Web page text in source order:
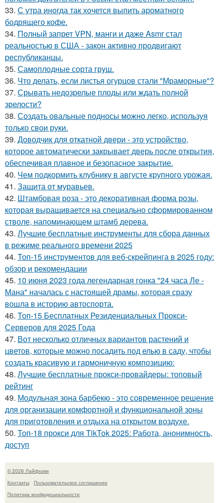
33. С утра иногда так хочется выпить ароматного
бодрящего кофе.
34. Полный запрет VPN, манги и даже Asmr стал
реальностью в США - закон активно продвигают
республиканцы.
35. Самоплoдные сорта грyш.
36. Что делать, если листья огурцов стали "Мраморные"?
37. Срывать недозрелые плоды или ждать полной
зрелости?
38. Создать овальные подносы можно легко, используя
только свои руки.
39. Доводчик для откатной двери - это устройство,
которое автоматически закрывает дверь после открытия,
обеспечивая плавное и безопасное закрытие.
40. Чем подкормить клубнику в августе крупного урожая.
41. Защита от муравьев.
42. Штамбовая роза - это декоративная форма розы,
которая выращивается на специально сформированном
стволе, напоминающем штамб дерева.
43. Лучшие бесплатные инструменты для сбора данных
в режиме реального времени 2025
44. Топ-15 инструментов для веб-скрейпинга в 2025 году:
обзор и рекомендации
45. 10 июня 2023 года легендарная гонка "24 часа Ле -
Мана" началась с настоящей драмы, которая сразу
вошла в историю автоспорта.
46. Топ-15 Бесплатных Резиденциальных Прокси-
Серверов для 2025 Года
47. Вот несколько отличных вариантов растений и
цветов, которые можно посадить под елью в саду, чтобы
создать красивую и гармоничную композицию:
48. Лучшие бесплатные прокси-провайдеры: топовый
рейтинг
49. Модульная зона барбекю - это современное решение
для организации комфортной и функциональной зоны
для приготовления и отдыха на открытом воздухе.
50. Топ-18 прокси для TikTok 2025: Работа, анонимность,
доступ
© 2026 Лайфхаки
Контакты
Пользовательское соглашение
Политика конфидециальности